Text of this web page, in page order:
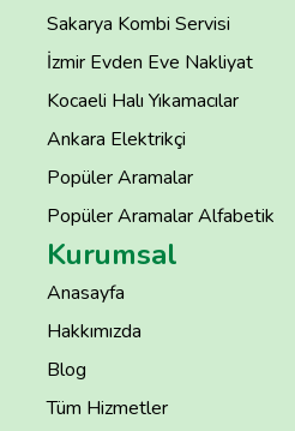
Sakarya Kombi Servisi
İzmir Evden Eve Nakliyat
Kocaeli Halı Yıkamacılar
Ankara Elektrikçi
Popüler Aramalar
Popüler Aramalar Alfabetik
Kurumsal
Anasayfa
Hakkımızda
Blog
Tüm Hizmetler